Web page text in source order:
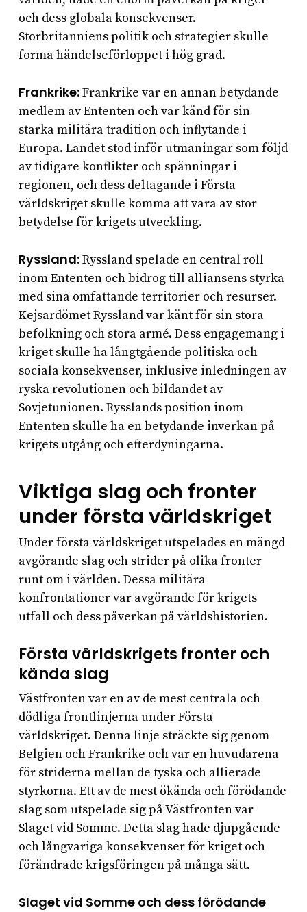
och dess globala konsekvenser.
Storbritanniens politik och strategier skulle
forma händelseförloppet i hög grad.
Frankrike:Frankrike var en annan betydande
medlem av Ententen och var känd för sin
starka militära tradition och inflytande i
Europa. Landet stod inför utmaningar som följd
av tidigare konflikter och spänningar i
regionen, och dess deltagande i Första
världskriget skulle komma att vara av stor
betydelse för krigets utveckling.
Ryssland:Ryssland spelade en central roll
inom Ententen och bidrog till alliansens styrka
med sina omfattande territorier och resurser.
Kejsardömet Ryssland var känt för sin stora
befolkning och stora armé. Dess engagemang i
kriget skulle ha långtgående politiska och
sociala konsekvenser, inklusive inledningen av
ryska revolutionen och bildandet av
Sovjetunionen. Rysslands position inom
Ententen skulle ha en betydande inverkan på
krigets utgång och efterdyningarna.
Viktiga slag och fronter
under första världskriget
Under första världskriget utspelades en mängd
avgörande slag och strider på olika fronter
runt om i världen. Dessa militära
konfrontationer var avgörande för krigets
utfall och dess påverkan på världshistorien.
Första världskrigets fronter och
kända slag
Västfronten var en av de mest centrala och
dödliga frontlinjerna under Första
världskriget. Denna linje sträckte sig genom
Belgien och Frankrike och var en huvudarena
för striderna mellan de tyska och allierade
styrkorna. Ett av de mest ökända och förödande
slag som utspelade sig på Västfronten var
Slaget vid Somme. Detta slag hade djupgående
och långvariga konsekvenser för kriget och
förändrade krigsföringen på många sätt.
Slaget vid Somme och dess förödande